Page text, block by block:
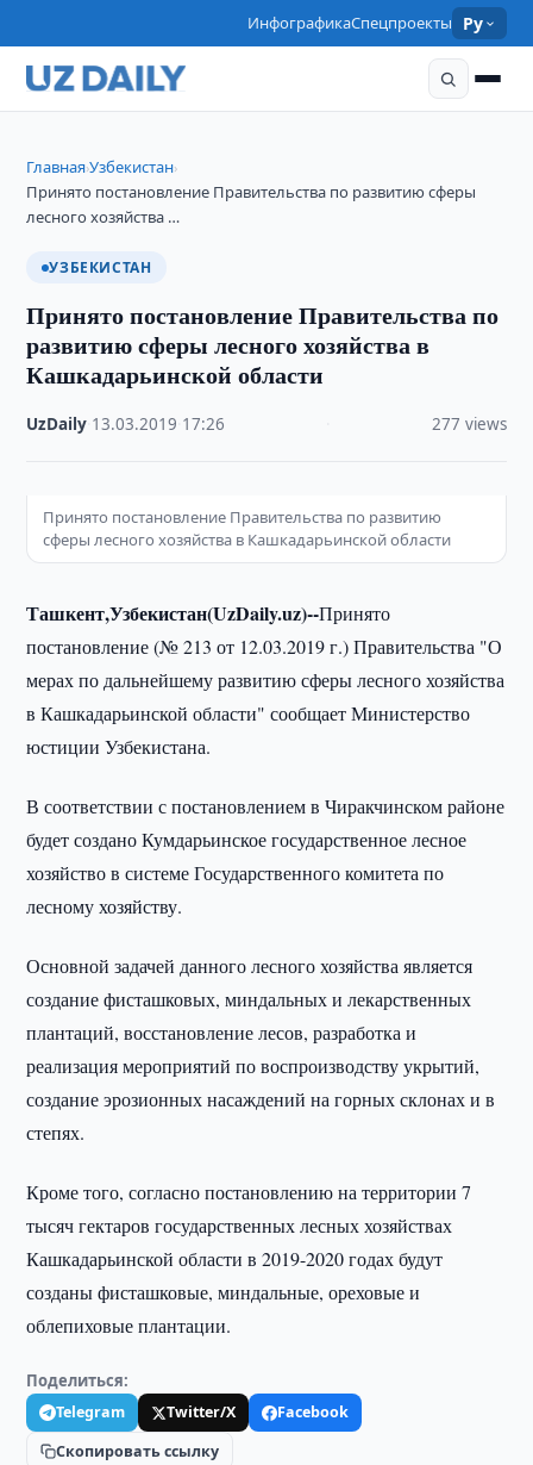
ИнфографикаСпецпроекты Ру
Главная›Узбекистан›
Принято постановление Правительства по развитию сферы
лесного хозяйства …
УЗБЕКИСТАН
Принято постановление Правительства по
развитию сферы лесного хозяйства в
Кашкадарьинской области
UzDaily 13.03.2019 17:26 277 views
Принято постановление Правительства по развитию
сферы лесного хозяйства в Кашкадарьинской области
Ташкент,Узбекистан(UzDaily.uz)--Принято
постановление (№ 213 от 12.03.2019 г.) Правительства "О
мерах по дальнейшему развитию сферы лесного хозяйства
в Кашкадарьинской области" сообщает Министерство
юстиции Узбекистана.
В соответствии с постановлением в Чиракчинском районе
будет создано Кумдарьинское государственное лесное
хозяйство в системе Государственного комитета по
лесному хозяйству.
Основной задачей данного лесного хозяйства является
создание фисташковых, миндальных и лекарственных
плантаций, восстановление лесов, разработка и
реализация мероприятий по воспроизводству укрытий,
создание эрозионных насаждений на горных склонах и в
степях.
Кроме того, согласно постановлению на территории 7
тысяч гектаров государственных лесных хозяйствах
Кашкадарьинской области в 2019-2020 годах будут
созданы фисташковые, миндальные, ореховые и
облепиховые плантации.
Поделиться:
Telegram Twitter/X
Facebook
Скопировать ссылку